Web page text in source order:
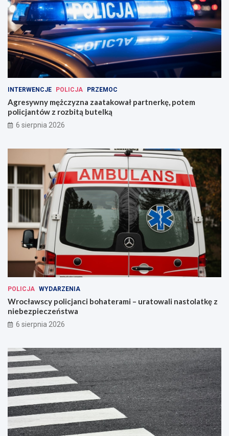
INTERWENCJE POLICJA PRZEMOC
Agresywny mężczyzna zaatakował partnerkę, potem
policjantów z rozbitą butelką
6 sierpnia 2026
POLICJA WYDARZENIA
Wrocławscy policjanci bohaterami – uratowali nastolatkę z
niebezpieczeństwa
6 sierpnia 2026